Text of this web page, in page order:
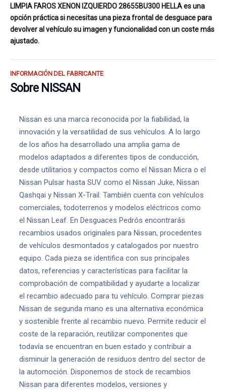
LIMPIA FAROS XENON IZQUIERDO 28655BU300 HELLA es una
opción práctica si necesitas una pieza frontal de desguace para
devolver al vehículo su imagen y funcionalidad con un coste más
ajustado.
INFORMACIÓN DEL FABRICANTE
Sobre NISSAN
Nissan es una marca reconocida por la fiabilidad, la
innovación y la versatilidad de sus vehículos. A lo largo
de los años ha desarrollado una amplia gama de
modelos adaptados a diferentes tipos de conducción,
desde utilitarios y compactos como el Nissan Micra o el
Nissan Pulsar hasta SUV como el Nissan Juke, Nissan
Qashqai y Nissan X-Trail. También cuenta con vehículos
comerciales, todoterrenos y modelos eléctricos como
el Nissan Leaf. En Desguaces Pedrós encontrarás
recambios usados originales para Nissan, procedentes
de vehículos desmontados y catalogados por nuestro
equipo. Cada pieza se identifica con sus principales
datos, referencias y características para facilitar la
comprobación de compatibilidad y ayudarte a localizar
el recambio adecuado para tu vehículo. Comprar piezas
Nissan de segunda mano es una alternativa económica
y sostenible frente al recambio nuevo. Permite reducir el
coste de la reparación, reutilizar componentes que
todavía se encuentran en buen estado y contribuir a
disminuir la generación de residuos dentro del sector de
la automoción. Disponemos de stock de recambios
Nissan para diferentes modelos, versiones y